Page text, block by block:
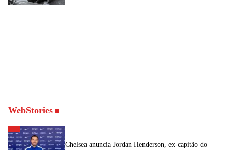
WebStories
Chelsea anuncia Jordan Henderson, ex-capitão do